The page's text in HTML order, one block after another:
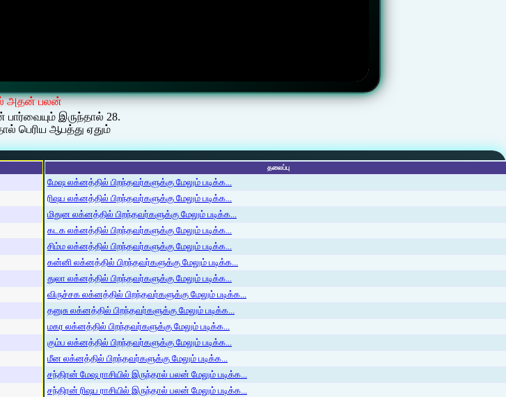
அதன் பலன்
பார்வையும் இருந்தால் 28.
பெரிய ஆபத்து ஏதும்
தலைப்பு
மேஷ லக்னத்தில் பிறந்தவர்களுக்கு மேலும் படிக்க...
ரிஷப லக்னத்தில் பிறந்தவர்களுக்கு மேலும் படிக்க...
மிதுன லக்னத்தில் பிறந்தவர்களுக்கு மேலும் படிக்க...
கடக லக்னத்தில் பிறந்தவர்களுக்கு மேலும் படிக்க...
சிம்ம லக்னத்தில் பிறந்தவர்களுக்கு மேலும் படிக்க...
கன்னி லக்னத்தில் பிறந்தவர்களுக்கு மேலும் படிக்க...
துலா லக்னத்தில் பிறந்தவர்களுக்கு மேலும் படிக்க...
விருச்சக லக்னத்தில் பிறந்தவர்களுக்கு மேலும் படிக்க...
தனுசு லக்னத்தில் பிறந்தவர்களுக்கு மேலும் படிக்க...
மகர லக்னத்தில் பிறந்தவர்களுக்கு மேலும் படிக்க...
கும்ப லக்னத்தில் பிறந்தவர்களுக்கு மேலும் படிக்க...
மீன லக்னத்தில் பிறந்தவர்களுக்கு மேலும் படிக்க...
சந்திரன் மேஷ ராசியில் இருந்தால் பலன் மேலும் படிக்க...
சந்திரன் ரிஷப ராசியில் இருந்தால் பலன் மேலும் படிக்க...